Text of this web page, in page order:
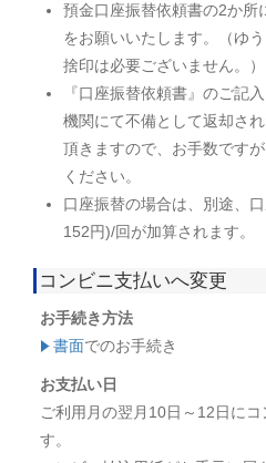
預金口座振替依頼書の2か所
をお願いいたします。（ゆ
捨印は必要ございません。）
『口座振替依頼書』のご記
機関にて不備として返却さ
頂きますので、お手数です
ください。
口座振替の場合は、別途、
152円)/回が加算されます。
コンビニ支払いへ変更
お手続き方法
書面でのお手続き
お支払い日
ご利用月の翌月10日～12日に
す。